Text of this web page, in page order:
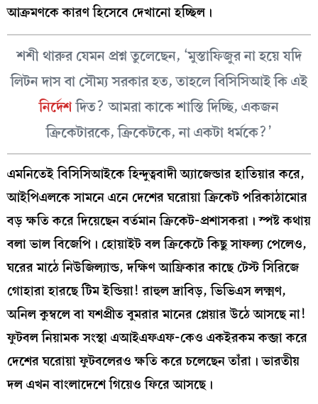
আক্রমণকে কারণ হিসেবে দেখানো হচ্ছিল।
শশী থারুর যেমন প্রশ্ন তুলেছেন, ‘মুস্তাফিজুর না হয়ে যদি
লিটন দাস বা সৌম্য সরকার হত, তাহলে বিসিসিআই কি এই
নির্দেশদিত? আমরা কাকে শাস্তি দিচ্ছি, একজন
ক্রিকেটারকে, ক্রিকেটকে, না একটা ধর্মকে?’
এমনিতেই বিসিসিআইকে হিন্দুত্ববাদী অ্যাজেন্ডার হাতিয়ার করে,
আইপিএলকে সামনে এনে দেশের ঘরোয়া ক্রিকেট পরিকাঠামোর
বড় ক্ষতি করে দিয়েছেন বর্তমান ক্রিকেট-প্রশাসকরা। স্পষ্ট কথায়
বলা ভাল বিজেপি। হোয়াইট বল ক্রিকেটে কিছু সাফল্য পেলেও,
ঘরের মাঠে নিউজিল্যান্ড, দক্ষিণ আফ্রিকার কাছে টেস্ট সিরিজে
গোহারা হারছে টিম ইন্ডিয়া! রাহুল দ্রাবিড়, ভিভিএস লক্ষ্মণ,
অনিল কুম্বলে বা যশপ্রীত বুমরার মানের প্লেয়ার উঠে আসছে না!
ফুটবল নিয়ামক সংস্থা এআইএফএফ-কেও একইরকম কব্জা করে
দেশের ঘরোয়া ফুটবলেরও ক্ষতি করে চলেছেন তাঁরা। ভারতীয়
দল এখন বাংলাদেশে গিয়েও ফিরে আসছে।